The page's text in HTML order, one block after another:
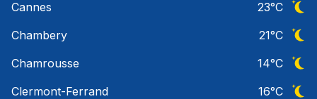
Cannes
23°C
Chambery
21°C
Chamrousse
14°C
Clermont-Ferrand
16°C